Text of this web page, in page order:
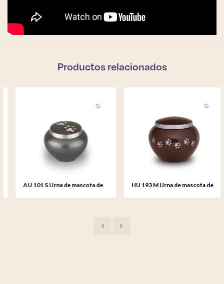
Productos relacionados
AU 101 S Urna de mascota de
HU 193 M Urna de mascota de